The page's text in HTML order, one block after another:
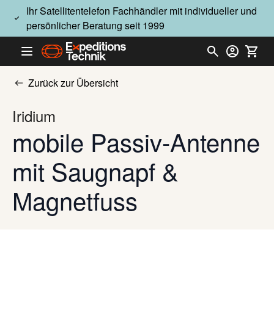
Direkt zum Inhalt
Ihr Satellitentelefon Fachhändler mit individueller und
persönlicher Beratung seit 1999
Zurück zur Übersicht
Iridium
mobile Passiv-Antenne
mit Saugnapf &
Magnetfuss